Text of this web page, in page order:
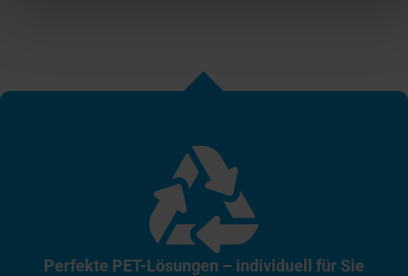
Perfekte PET-Lösungen – individuell für Sie